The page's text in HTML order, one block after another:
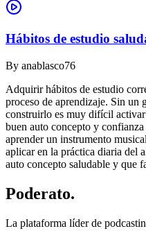
Hábitos de estudio
By anablasco76
Adquirir hábitos de estudio
proceso de aprendizaje. Sin un
construirlo es muy difícil
buen auto concepto y
aprender un instrumento
aplicar en la práctica diaria del
auto concepto saludable y que
Poderato.
La plataforma líder de